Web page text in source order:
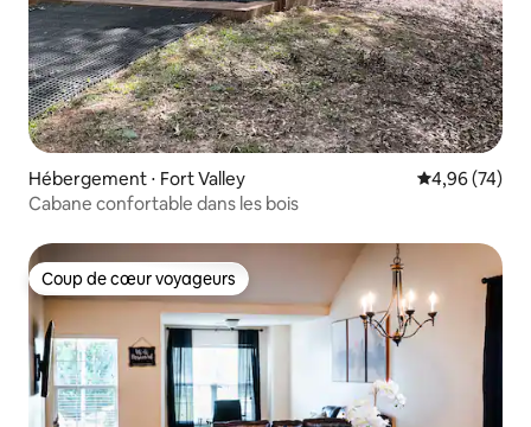
Hébergement ⋅ Fort Valley Évaluation
4,96 (74)
Cabane confortable dans les bois
Coup de cœur voyageurs
Coup de cœur voyageurs